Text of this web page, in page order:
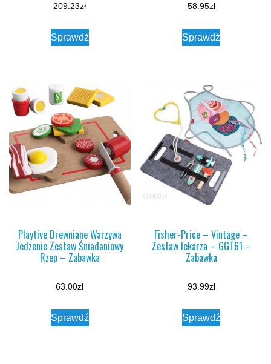
209.23zł
Sprawdź
58.95zł
Sprawdź
Playtive Drewniane Warzywa
Jedzenie Zestaw Śniadaniowy
Rzep – Zabawka
63.00zł
Sprawdź
Fisher-Price – Vintage –
Zestaw lekarza – GGT61 –
Zabawka
93.99zł
Sprawdź